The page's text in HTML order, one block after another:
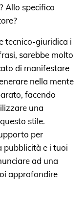
Allo specifico
tecnico-giuridica i
sarebbe molto
di manifestare
nella mente
facendo
una
stile.
per
pubblicità e i tuoi
ad una
approfondire